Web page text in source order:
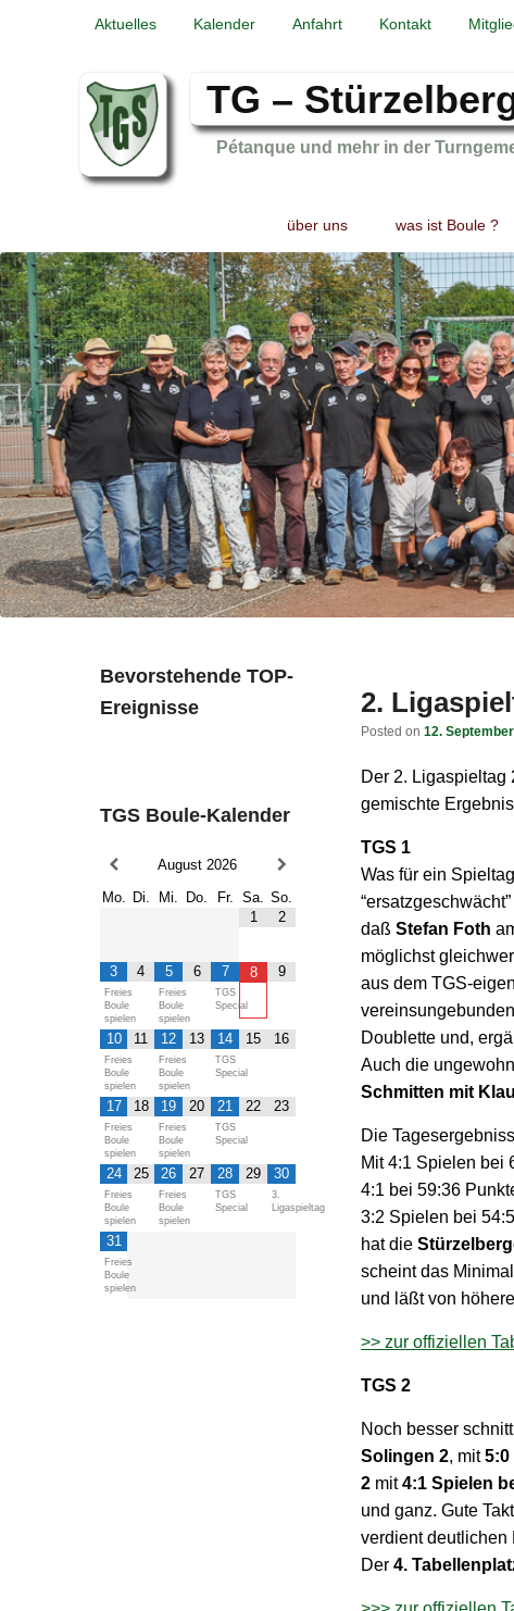
Aktuelles Kalender Anfahrt Kontakt
TG –
Pétanque und mehr in der
primary
content
secondary
content
über uns was ist Boule ?
2.
Posted on 12.
Der 2. Ligaspieltag
gemischte
TGS 1
Was für ein
daß Stefan Foth
möglichst
aus dem TGS-
Doublette und,
Auch die
Schmitten mit
Die
Mit 4:1 Spielen bei
4:1 bei 59:36
3:2 Spielen bei
hat die
scheint das
und läßt von
>> zur offiziellen
TGS 2
Noch besser
Solingen 2, mit5:0
2 mit4:1 Spielen
und ganz. Gute
verdient deutlichen
Der 4.
Bevorstehende TOP-
Ereignisse
TGS Boule-Kalender
August 2026
Mo. Di. Mi. Do. Fr. Sa. So.
1
2
3
Freies
Boule
spielen
4 5
Freies
Boule
spielen
6 7
TGS
Special
8 9
10
Freies
Boule
spielen
11 12
Freies
Boule
spielen
13 14
TGS
Special
15 16
17
Freies
Boule
spielen
18 19
Freies
Boule
spielen
20 21
TGS
Special
22 23
24
Freies
Boule
spielen
25 26
Freies
Boule
spielen
27 28
TGS
Special
29 30
3.
Ligaspieltag
31
Freies
Boule
spielen